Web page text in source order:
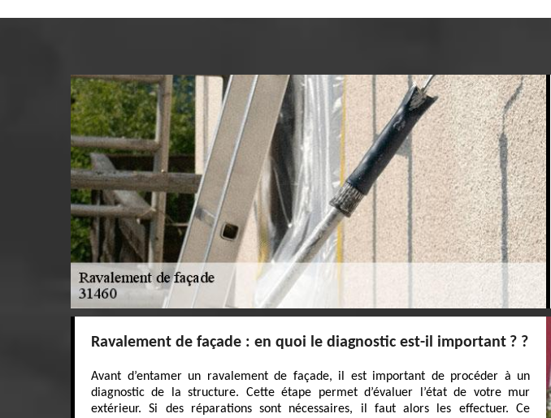
Ravalement de façade : en quoi le diagnostic est-il important ? ?
Avant d’entamer un ravalement de façade, il est important de procéder à un
diagnostic de la structure. Cette étape permet d’évaluer l’état de votre mur
extérieur. Si des réparations sont nécessaires, il faut alors les effectuer. Ce